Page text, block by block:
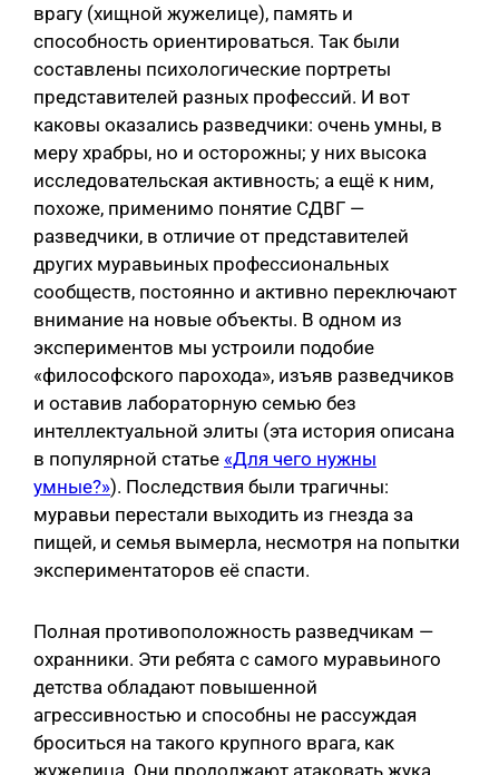
врагу (хищной жужелице), память и
способность ориентироваться. Так были
составлены психологические портреты
представителей разных профессий. И вот
каковы оказались разведчики: очень умны, в
меру храбры, но и осторожны; у них высока
исследовательская активность; а ещё к ним,
похоже, применимо понятие СДВГ —
разведчики, в отличие от представителей
других муравьиных профессиональных
сообществ, постоянно и активно переключают
внимание на новые объекты. В одном из
экспериментов мы устроили подобие
«философского парохода», изъяв разведчиков
и оставив лабораторную семью без
интеллектуальной элиты (эта история описана
в популярной статье «Для чего нужны
умные?»). Последствия были трагичны:
муравьи перестали выходить из гнезда за
пищей, и семья вымерла, несмотря на попытки
экспериментаторов её спасти.
Полная противоположность разведчикам —
охранники. Эти ребята с самого муравьиного
детства обладают повышенной
агрессивностью и способны не рассуждая
броситься на такого крупного врага, как
жужелица. Они продолжают атаковать жука,